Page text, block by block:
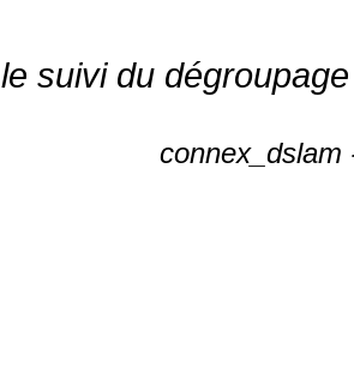
le suivi du
connex_dslam